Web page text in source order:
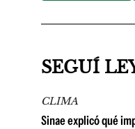
SEGUÍ
CLIMA
Sinae explicó qué